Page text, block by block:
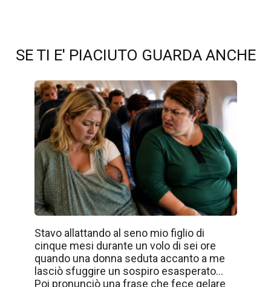
SE TI E' PIACIUTO GUARDA ANCHE
Stavo allattando al seno mio figlio di
cinque mesi durante un volo di sei ore
quando una donna seduta accanto a me
lasciò sfuggire un sospiro esasperato…
Poi pronunciò una frase che fece gelare